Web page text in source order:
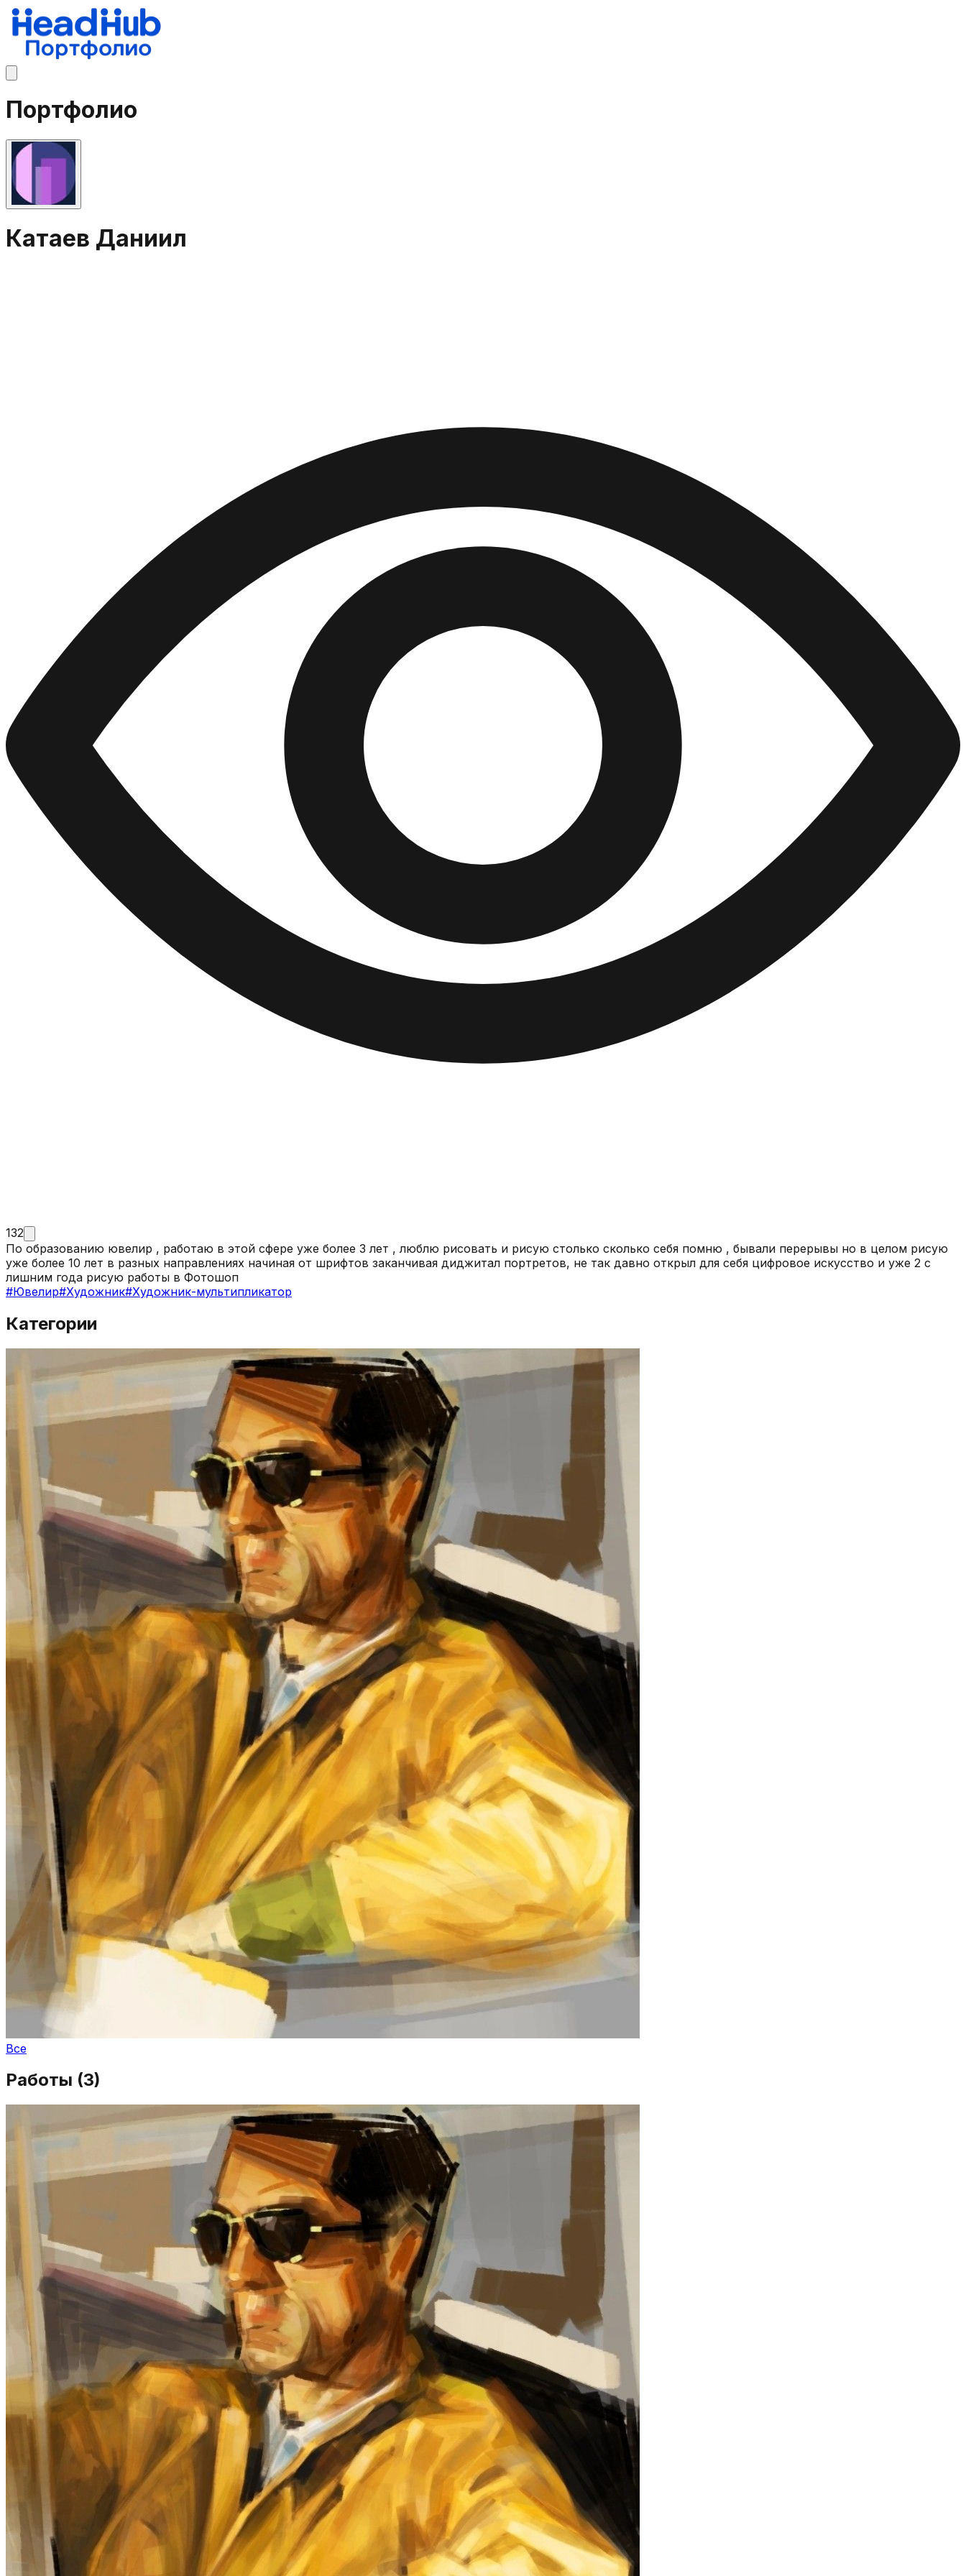
Портфолио
Катаев Даниил
132
По образованию ювелир , работаю в этой сфере уже более 3 лет , люблю рисовать и рисую столько сколько себя помню , бывали перерывы но в целом рисую
уже более 10 лет в разных направлениях начиная от шрифтов заканчивая диджитал портретов, не так давно открыл для себя цифровое искусство и уже 2 с
лишним года рисую работы в Фотошоп
#Ювелир#Художник#Художник-мультипликатор
Категории
Все
Работы (3)